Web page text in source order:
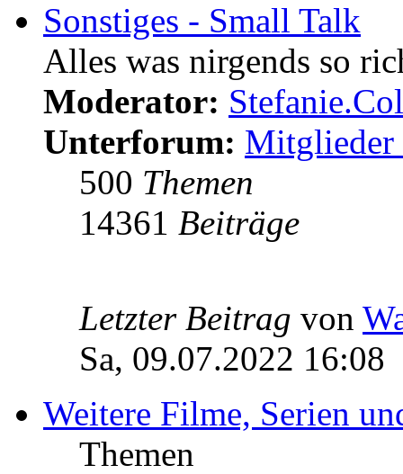
Sonstiges - Small Talk
Alles was nirgends so
Moderator:
Unterforum: Mitglieder
500 Themen
14361 Beiträge
Letzter Beitrag von
Sa, 09.07.2022 16:08
Weitere Filme, Serien
Themen